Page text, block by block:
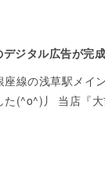
ジタル広告が完
線の浅草駅メイ
た(^o^)丿 当店『